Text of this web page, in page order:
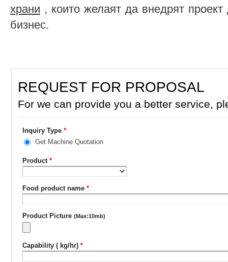
храни , които желаят да внедрят
бизнес.